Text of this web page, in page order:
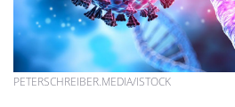
PETERSCHREIBER.MEDIA/ISTOCK